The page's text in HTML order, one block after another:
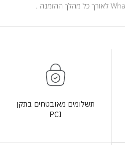
תשלומים מאובטחים בתקן
PCI